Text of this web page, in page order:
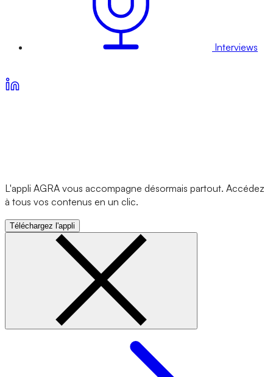
Interviews
L'appli AGRA vous accompagne désormais partout. Accédez
à tous vos contenus en un clic.
Téléchargez l'appli